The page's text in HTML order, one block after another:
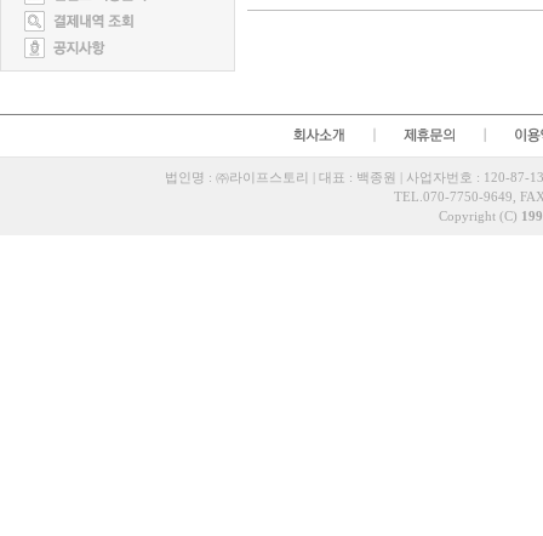
법인명 : ㈜라이프스토리 | 대표 : 백종원 | 사업자번호 : 120-87-
TEL.070-7750-9649,
Copyright (C)